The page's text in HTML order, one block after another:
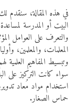
في هذه المقالة، سنقدم
البيت أو المدرسة
والتعرف على العوامل
المعلمات، والمعلمين،
وتبسيط المفاهيم
سواء كانت التركيز على
استخدام مواد مُعاد
حماس الصغار.